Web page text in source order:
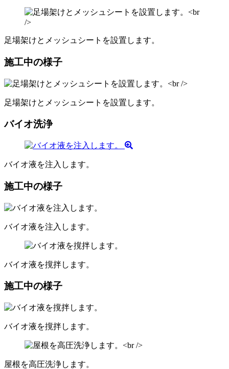
足場架けとメッシュシートを設置します。
施工中の様子
足場架けとメッシュシートを設置します。
バイオ洗浄
バイオ液を注入します。
施工中の様子
バイオ液を注入します。
バイオ液を撹拌します。
施工中の様子
バイオ液を撹拌します。
屋根を高圧洗浄します。